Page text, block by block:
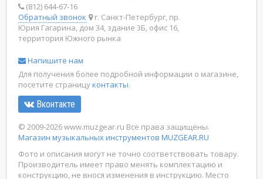
(812) 644-67-16
Обратный звонок
г. Санкт-Петербург, пр.
Юрия Гагарина, дом 34, здание 3Б, офис 16,
территория Южного рынка
Напишите нам
Для получения более подробной информации о магазине,
посетите страницуконтакты.
Вконтакте
© 2009-2026 www.muzgear.ru Все права защищены.
Магазин музыкальных инструментов MUZGEAR.RU
Фото и описания могут не точно соответствовать товару.
Производитель имеет право менять комплектацию и
конструкцию, не внося изменения в инструкцию. Место